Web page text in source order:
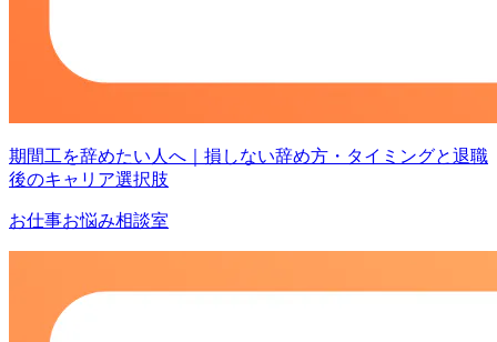
期間工を辞めたい人へ｜損しない辞め方・タイミングと退職
後のキャリア選択肢
お仕事お悩み相談室